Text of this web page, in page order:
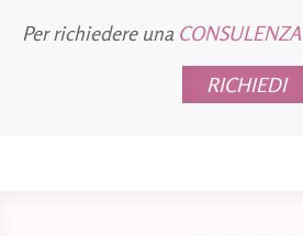
Per richiedere una
RICHIEDI